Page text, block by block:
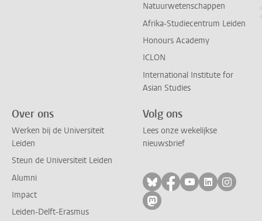
Natuurwetenschappen
Afrika-Studiecentrum Leiden
Honours Academy
ICLON
International Institute for
Asian Studies
Over ons
Werken bij de Universiteit
Leiden
Steun de Universiteit Leiden
Alumni
Impact
Leiden-Delft-Erasmus
Volg ons
Lees onze wekelijkse
nieuwsbrief
Volg ons op bluesky
Volg ons op
Volg ons op
Volg ons
Volg
Volg ons op mastodon